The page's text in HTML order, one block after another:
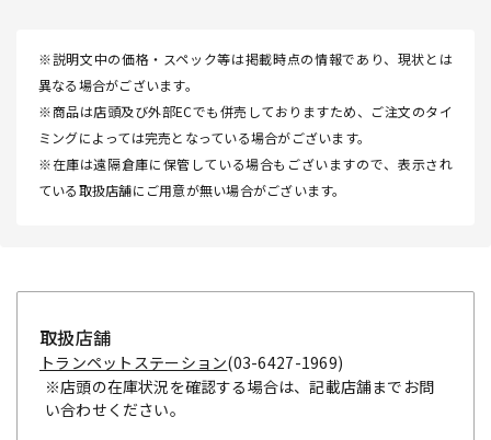
※説明文中の価格・スペック等は掲載時点の情報であり、現状とは
異なる場合がございます。
※商品は店頭及び外部ECでも併売しておりますため、ご注文のタイ
ミングによっては完売となっている場合がございます。
※在庫は遠隔倉庫に保管している場合もございますので、表示され
ている取扱店舗にご用意が無い場合がございます。
取扱店舗
トランペットステーション(03-6427-1969)
※店頭の在庫状況を確認する場合は、記載店舗までお問
い合わせください。